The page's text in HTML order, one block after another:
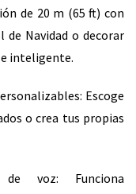
de 20 m (65 ft) con
de Navidad o decorar
inteligente.
Escoge
o crea tus propias
de voz: Funciona